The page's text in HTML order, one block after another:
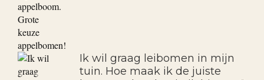
Ik wil graag leibomen in mijn
tuin. Hoe maak ik de juiste